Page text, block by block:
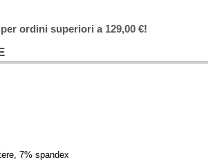
ordini superiori a 129,00 €!
7% spandex